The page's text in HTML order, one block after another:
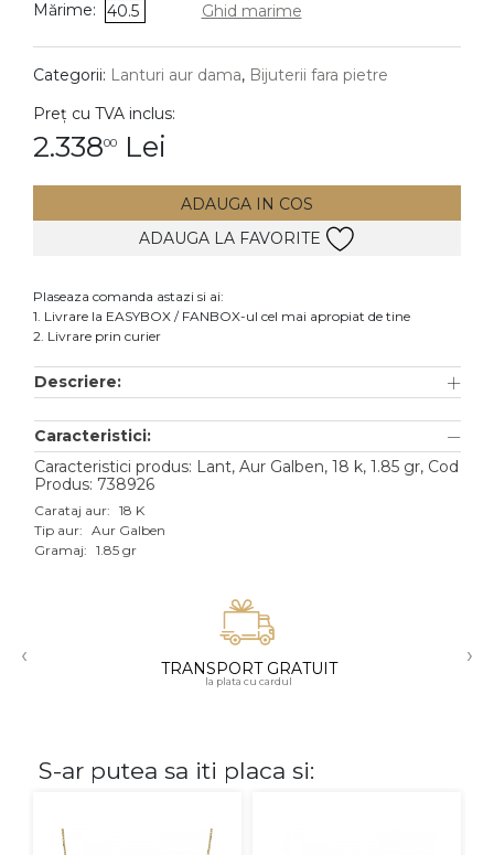
DIAMANTE Vezi toate
Cercei
Accesorii
Aur alb
Aur roz
Aur mixt
18K
Cu pietre
Mărime: 40.5 Ghid marime
Categorii: Lanturi aur dama, Bijuterii fara pietre
Preț cu TVA inclus:
2.33800 Lei
ADAUGA IN COS
ADAUGA LA FAVORITE
Plaseaza comanda astazi si ai:
1. Livrare la EASYBOX / FANBOX-ul cel mai apropiat de tine
2. Livrare prin curier
Descriere:
Caracteristici:
Caracteristici produs: Lant, Aur Galben, 18 k, 1.85 gr, Cod
Produs: 738926
Carataj aur: 18 K
Tip aur: Aur Galben
Gramaj: 1.85 gr
‹ TRANSPORT GRATUIT
la plata cu cardul
›
S-ar putea sa iti placa si: